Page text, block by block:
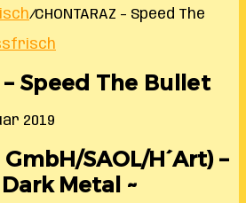
/CHONTARAZ – Speed The
– Speed The Bullet
2019
GmbH/SAOL/H´Art) –
Metal ~